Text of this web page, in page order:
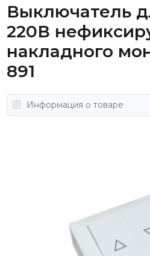
Выключатель
220В
накладного
891
Информация о товаре